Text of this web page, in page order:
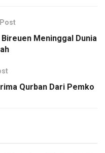
Meninggal Dunia
Qurban Dari Pemko